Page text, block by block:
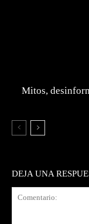
Mitos,
DEJA UNA